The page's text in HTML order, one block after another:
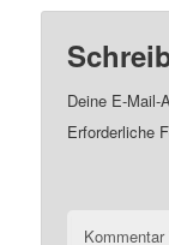
Deine E-Mail-
Erforderliche
Kommentar